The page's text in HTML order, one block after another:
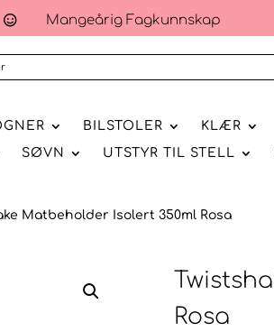
 Mangeårig Fagkunnskap
BILSTOLER KLÆR
SØVN UTSTYR TIL STELL
Matbeholder Isolert 350ml Rosa
Rosa